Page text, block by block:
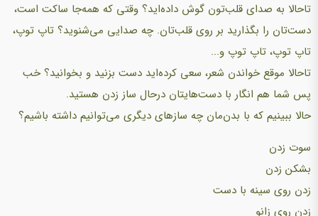
تاحالا به صدای قلب‌تون گوش داده‌اید؟ وقتی که همه‌جا ساکت است،
دست‌تان را بگذارید بر روی قلب‌تان. چه صدایی می‌شنوید؟ تاپ توپ،
تاپ توپ، تاپ توپ و...
تاحالا موقع خواندن شعر، سعی کرده‌اید دست بزنید و بخوانید؟ خب
پس شما هم انگار با دست‌هایتان درحال ساز زدن هستید.
حالا ببینیم که با بدن‌مان چه سازهای دیگری می‌توانیم داشته باشیم؟
سوت زدن
بشکن زدن
زدن روی سینه با دست
زدن روی زانو